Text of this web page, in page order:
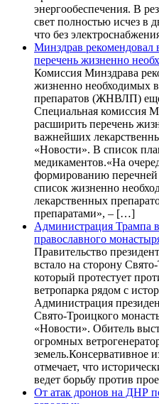
энергообеспечения. В
свет полностью исчез в
что без
Минздрав рекомендовал
перечень жизненно
Комиссия Минздрава
жизненно необходимых
препаратов (ЖНВЛП)
Специальная комиссия
расширить перечень
важнейших
«Новости». В список
медикаментов.«На
формированию перечней
список жизненно
лекарственных
препаратами», – […]
Администрация Трампа
православного
Правительство
встало на сторону
который протестует
ветропарка рядом с
Администрация
Свято-Троицкого
«Новости». Обитель
огромных
земель.Консервативное
отмечает, что
ведет борьбу против
От атак дронов на ДНР